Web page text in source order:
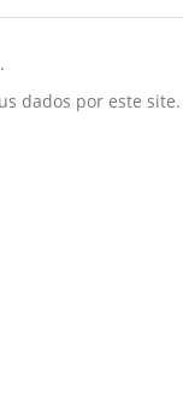
dados por este site.